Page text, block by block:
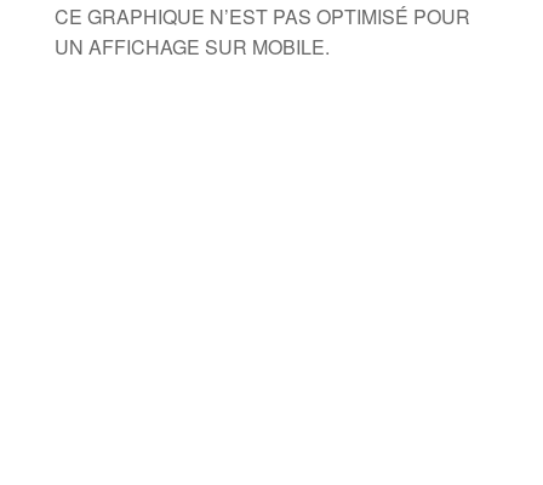
CE GRAPHIQUE N’EST PAS OPTIMISÉ POUR
UN AFFICHAGE SUR MOBILE.